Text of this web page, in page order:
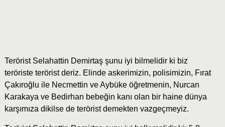
Terörist Selahattin Demirtaş şunu iyi bilmelidir ki biz
teröriste terörist deriz. Elinde askerimizin, polisimizin, Fırat
Çakıroğlu ile Necmettin ve Aybüke öğretmenin, Nurcan
Karakaya ve Bedirhan bebeğin kanı olan bir haine dünya
karşımıza dikilse de terörist demekten vazgeçmeyiz.